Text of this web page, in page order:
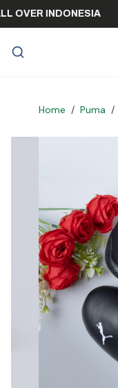
ALL OVER INDONESIA
Home / Puma /